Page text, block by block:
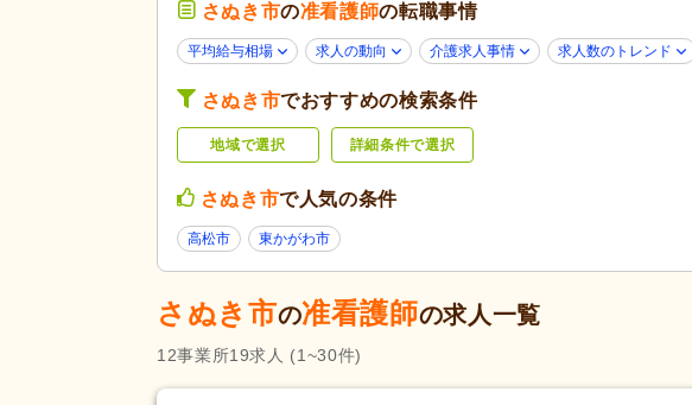
応募条件・こ
だわり
年齢不問(8)
40代活躍(14) 50代活躍(14)
勤務形態
残業ほぼなし(19)
午後のみ可(1)
シフト相談可
応募資格 准看護師
休日・休暇
完全週休2日(4)
土日祝休み
年間休日110日以上
さぬき市の准看護師の転職事情
平均給与相場 求人の動向 介護求人事情 求人数のトレンド
さぬき市でおすすめの検索条件
地域で選択 詳細条件で選択
さぬき市で人気の条件
高松市 東かがわ市
さぬき市の准看護師の求人一覧
12事業所19求人 (1~30件)